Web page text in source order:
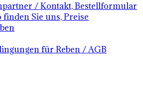
/ Kontakt, Bestellformular
finden Sie uns, Preise
für Reben / AGB